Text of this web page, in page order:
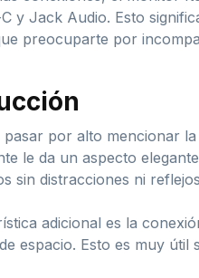
y Jack Audio. Esto
preocuparte por
pasar por alto mencionar
le da un aspecto
sin distracciones ni
adicional es la
espacio. Esto es muy